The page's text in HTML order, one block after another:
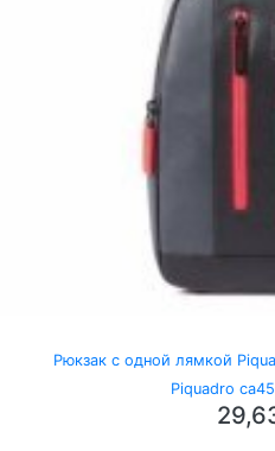
Рюкзак с одной лямкой
Piquadro